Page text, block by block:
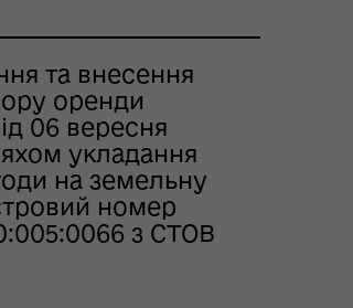
та внесення
оренди
06 вересня
укладання
на земельну
номер
з СТОВ